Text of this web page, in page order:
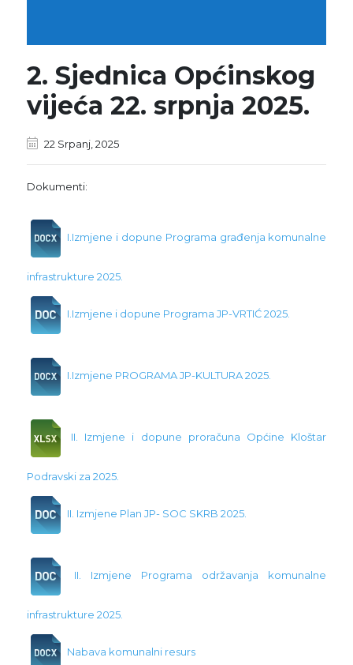
2. Sjednica Općinskog
vijeća 22. srpnja 2025.
22 Srpanj, 2025
Dokumenti:
I.Izmjene i dopune Programa građenja komunalne
infrastrukture 2025.
I.Izmjene i dopune Programa JP-VRTIĆ 2025.
I.Izmjene PROGRAMA JP-KULTURA 2025.
II. Izmjene i dopune proračuna Općine Kloštar
Podravski za 2025.
II. Izmjene Plan JP- SOC SKRB 2025.
II. Izmjene Programa održavanja komunalne
infrastrukture 2025.
Nabava komunalni resurs